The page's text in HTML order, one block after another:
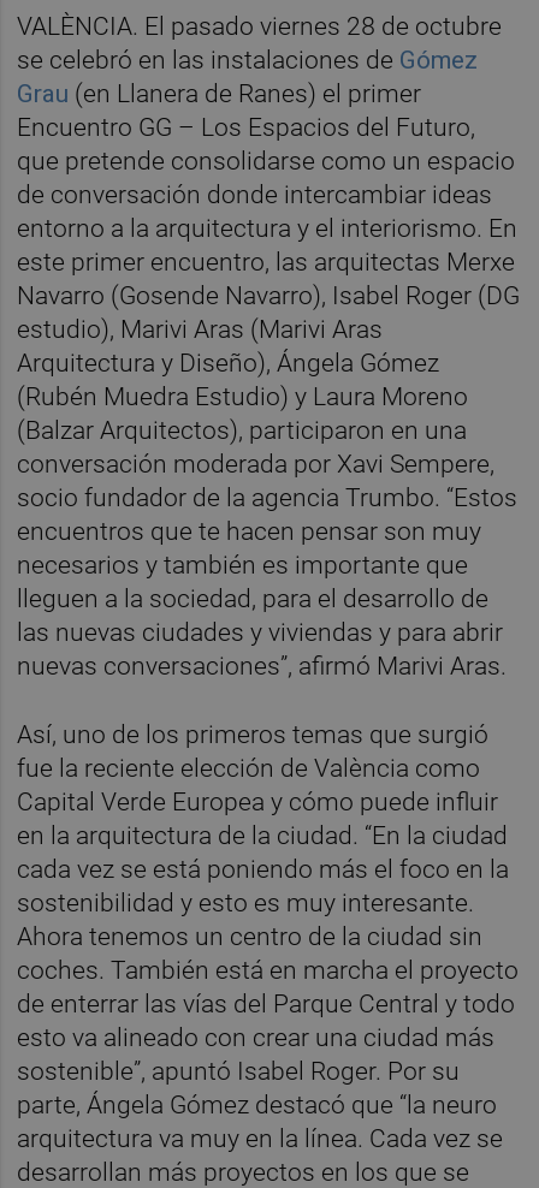
VALÈNCIA. El pasado viernes 28 de octubre
se celebró en las instalaciones de Gómez
Grau (en Llanera de Ranes) el primer
Encuentro GG – Los Espacios del Futuro,
que pretende consolidarse como un espacio
de conversación donde intercambiar ideas
entorno a la arquitectura y el interiorismo. En
este primer encuentro, las arquitectas Merxe
Navarro (Gosende Navarro), Isabel Roger (DG
estudio), Marivi Aras (Marivi Aras
Arquitectura y Diseño), Ángela Gómez
(Rubén Muedra Estudio) y Laura Moreno
(Balzar Arquitectos), participaron en una
conversación moderada por Xavi Sempere,
socio fundador de la agencia Trumbo. “Estos
encuentros que te hacen pensar son muy
necesarios y también es importante que
lleguen a la sociedad, para el desarrollo de
las nuevas ciudades y viviendas y para abrir
nuevas conversaciones”, afirmó Marivi Aras.
Así, uno de los primeros temas que surgió
fue la reciente elección de València como
Capital Verde Europea y cómo puede influir
en la arquitectura de la ciudad. “En la ciudad
cada vez se está poniendo más el foco en la
sostenibilidad y esto es muy interesante.
Ahora tenemos un centro de la ciudad sin
coches. También está en marcha el proyecto
de enterrar las vías del Parque Central y todo
esto va alineado con crear una ciudad más
sostenible”, apuntó Isabel Roger. Por su
parte, Ángela Gómez destacó que “la neuro
arquitectura va muy en la línea. Cada vez se
desarrollan más proyectos en los que se